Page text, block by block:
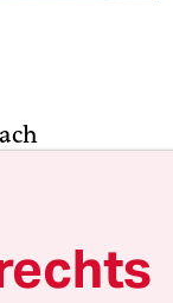
das Kind
Arzttermin